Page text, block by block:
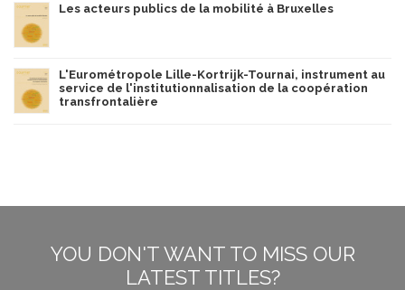
Les acteurs publics de la mobilité à Bruxelles
L'Eurométropole Lille-Kortrijk-Tournai, instrument au
service de l'institutionnalisation de la coopération
transfrontalière
YOU DON'T WANT TO MISS OUR
LATEST TITLES?